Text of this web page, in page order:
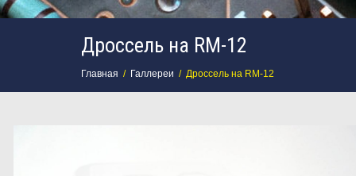
Дроссель на RM-12
Главная Галлереи Дроссель на RM-12